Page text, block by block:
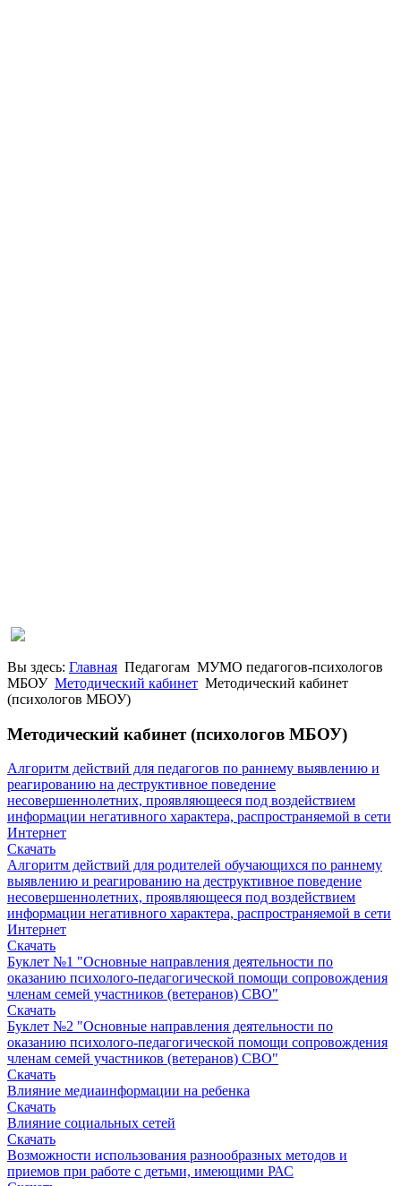
Вы здесь: Главная Педагогам МУМО педагогов-психологов
МБОУ Методический кабинет Методический кабинет
(психологов МБОУ)
Методический кабинет (психологов МБОУ)
Алгоритм действий для педагогов по раннему выявлению и
реагированию на деструктивное поведение
несовершеннолетних, проявляющееся под воздействием
информации негативного характера, распространяемой в сети
Интернет
Скачать
Алгоритм действий для родителей обучающихся по раннему
выявлению и реагированию на деструктивное поведение
несовершеннолетних, проявляющееся под воздействием
информации негативного характера, распространяемой в сети
Интернет
Скачать
Буклет №1 "Основные направления деятельности по
оказанию психолого-педагогической помощи сопровождения
членам семей участников (ветеранов) СВО"
Скачать
Буклет №2 "Основные направления деятельности по
оказанию психолого-педагогической помощи сопровождения
членам семей участников (ветеранов) СВО"
Скачать
Влияние медиаинформации на ребенка
Скачать
Влияние социальных сетей
Скачать
Возможности использования разнообразных методов и
приемов при работе с детьми, имеющими РАС